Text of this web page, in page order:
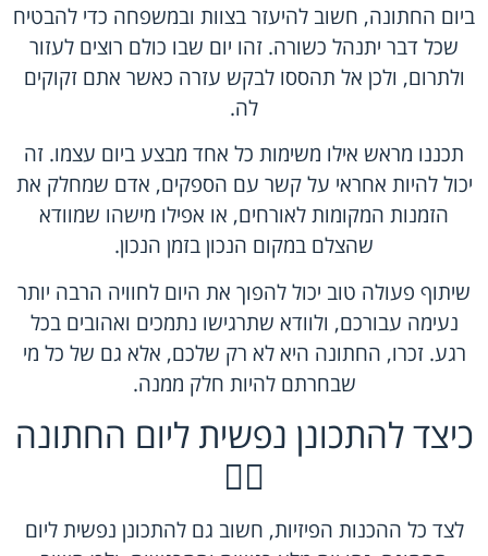
ביום החתונה, חשוב להיעזר בצוות ובמשפחה כדי להבטיח
שכל דבר יתנהל כשורה. זהו יום שבו כולם רוצים לעזור
ולתרום, ולכן אל תהססו לבקש עזרה כאשר אתם זקוקים
לה.
תכננו מראש אילו משימות כל אחד מבצע ביום עצמו. זה
יכול להיות אחראי על קשר עם הספקים, אדם שמחלק את
הזמנות המקומות לאורחים, או אפילו מישהו שמוודא
שהצלם במקום הנכון בזמן הנכון.
שיתוף פעולה טוב יכול להפוך את היום לחוויה הרבה יותר
נעימה עבורכם, ולוודא שתרגישו נתמכים ואהובים בכל
רגע. זכרו, החתונה היא לא רק שלכם, אלא גם של כל מי
שבחרתם להיות חלק ממנה.
כיצד להתכונן נפשית ליום החתונה
🧘‍♂️
לצד כל ההכנות הפיזיות, חשוב גם להתכונן נפשית ליום